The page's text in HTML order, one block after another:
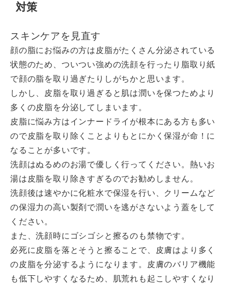
対策
スキンケアを見直す
顔の脂にお悩みの方は皮脂がたくさん分泌されている
状態のため、ついつい強めの洗顔を行ったり脂取り紙
で顔の脂を取り過ぎたりしがちかと思います。
しかし、皮脂を取り過ぎると肌は潤いを保つためより
多くの皮脂を分泌してしまいます。
皮脂に悩み方はインナードライが根本にある方も多い
ので皮脂を取り除くことよりもとにかく保湿が命！に
なることが多いです。
洗顔はぬるめのお湯で優しく行ってください。熱いお
湯は皮脂を取り除きすぎるのでお勧めしません。
洗顔後は速やかに化粧水で保湿を行い、クリームなど
の保湿力の高い製剤で潤いを逃がさないよう蓋をして
ください。
また、洗顔時にゴシゴシと擦るのも禁物です。
必死に皮脂を落とそうと擦ることで、皮膚はより多く
の皮脂を分泌するようになります。皮膚のバリア機能
も低下しやすくなるため、肌荒れも起こしやすくなり